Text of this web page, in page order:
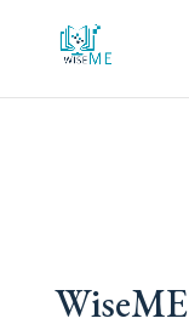
WiseME